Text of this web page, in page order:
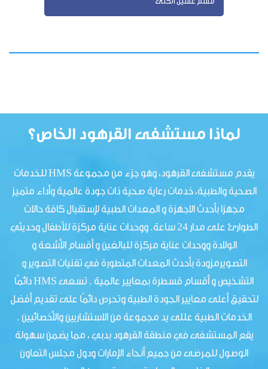
لماذا مستشفى القرهود الخاص؟
يقدم مستشفى القرهود، وهو جزء من مجموعة HMS للخدمات
الصحية والطبية، خدمات رعاية صحية ذات جودة عالمية وأداء متميز
مجهزا بأحدث الاجهزة و المعدات الطبية لإستقبال كافة حالات
الطوارئ على مدار 24 ساعة. ووحدات عناية مركزة للأطفال وحديثي
الولادة ووحدات عناية مركزة للبالغين و أقسام الأشعة و
التصويرمزودة بأحدث المعدات المتطورة في تقنيات التصوير و
التشخيص و أقسام قسطرة بمعايير عالمية . تسعى HMS دائمًا
لتحقيق أعلى معايير الجودة الطبية وتحرص دائمًا على تقديم أفضل
الخدمات الطبية عللى يد مجموعة من الاستشاريين والأخصائيين .
يقع المستشفى في منطقة القرهود بدبي ، مما يضمن سهولة
الوصول للمرضى من جميع أنحاء الإمارات ودول مجلس التعاون